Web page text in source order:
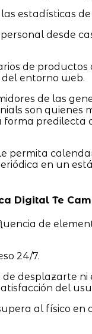
estadísticas
desde
de productos
entorno web.
de las
son quienes
predilecta
permita
en un
Digital Te
de
24/7.
desplazarte ni
del
al físico en